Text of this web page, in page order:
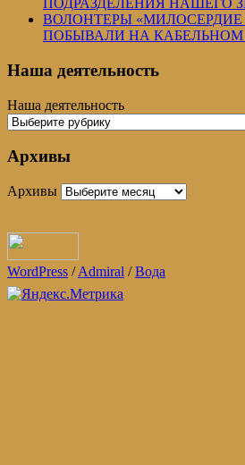
ПОДРАЗДЕЛЕНИЯ НАШЕГО
ВОЛОНТЕРЫ
ПОБЫВАЛИ НА КАБЕЛЬНОМ
Наша деятельность
Наша деятельность
Архивы
Архивы
WordPress /Admiral /Вода